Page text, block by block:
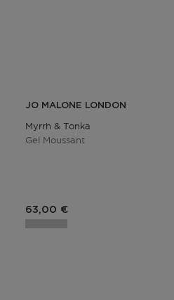
JO MALONE LONDON
Myrrh & Tonka
Gel Moussant
63,00 €